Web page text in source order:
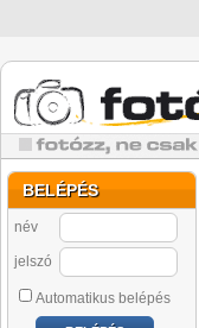
BELÉPÉS
név
jelszó
Automatikus belépés